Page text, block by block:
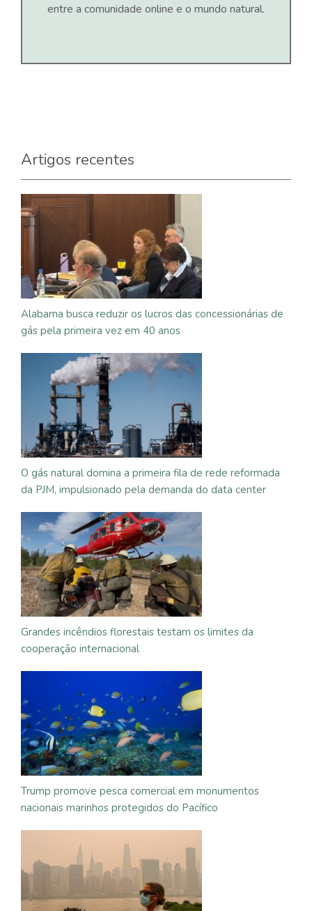
entre a comunidade online e o mundo natural.
Artigos recentes
Alabama busca reduzir os lucros das concessionárias de
gás pela primeira vez em 40 anos
O gás natural domina a primeira fila de rede reformada
da PJM, impulsionado pela demanda do data center
Grandes incêndios florestais testam os limites da
cooperação internacional
Trump promove pesca comercial em monumentos
nacionais marinhos protegidos do Pacífico